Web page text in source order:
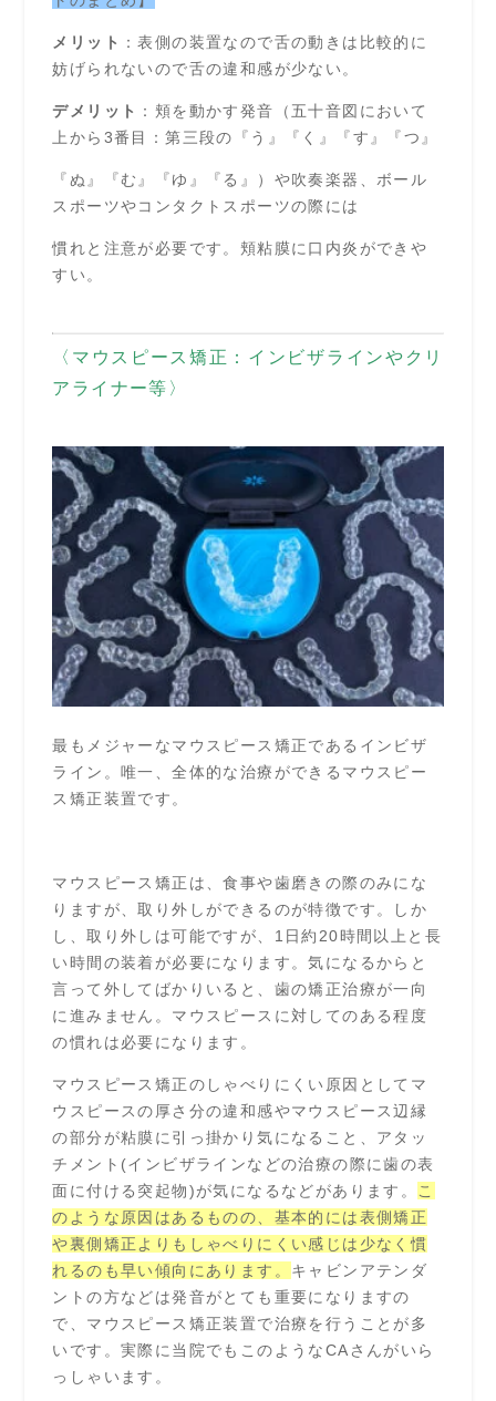
メリット
：表側の装置なので舌の動きは比較的に
妨げられないので舌の違和感が少ない。
デメリット
：頬を動かす発音（五十音図において
上から3番目：第三段の『う』『く』『す』『つ』
『ぬ』『む』『ゆ』『る』）や吹奏楽器、ボール
スポーツやコンタクトスポーツの際には
慣れと注意が必要です。頬粘膜に口内炎ができや
すい。
〈マウスピース矯正：インビザラインやクリ
アライナー等〉
最もメジャーなマウスピース矯正であるインビザ
ライン。唯一、全体的な治療ができるマウスピー
ス矯正装置です。
マウスピース矯正は、食事や歯磨きの際のみにな
りますが、取り外しができるのが特徴です。しか
し、取り外しは可能ですが、1日約20時間以上と長
い時間の装着が必要になります。気になるからと
言って外してばかりいると、歯の矯正治療が一向
に進みません。マウスピースに対してのある程度
の慣れは必要になります。
マウスピース矯正のしゃべりにくい原因としてマ
ウスピースの厚さ分の違和感やマウスピース辺縁
の部分が粘膜に引っ掛かり気になること、アタッ
チメント(インビザラインなどの治療の際に歯の表
面に付ける突起物)が気になるなどがあります。
こ
のような原因はあるものの、基本的には表側矯正
や裏側矯正よりもしゃべりにくい感じは少なく慣
れるのも早い傾向にあります。 キャビンアテンダ
ントの方などは発音がとても重要になりますの
で、マウスピース矯正装置で治療を行うことが多
いです。実際に当院でもこのようなCAさんがいら
っしゃいます。